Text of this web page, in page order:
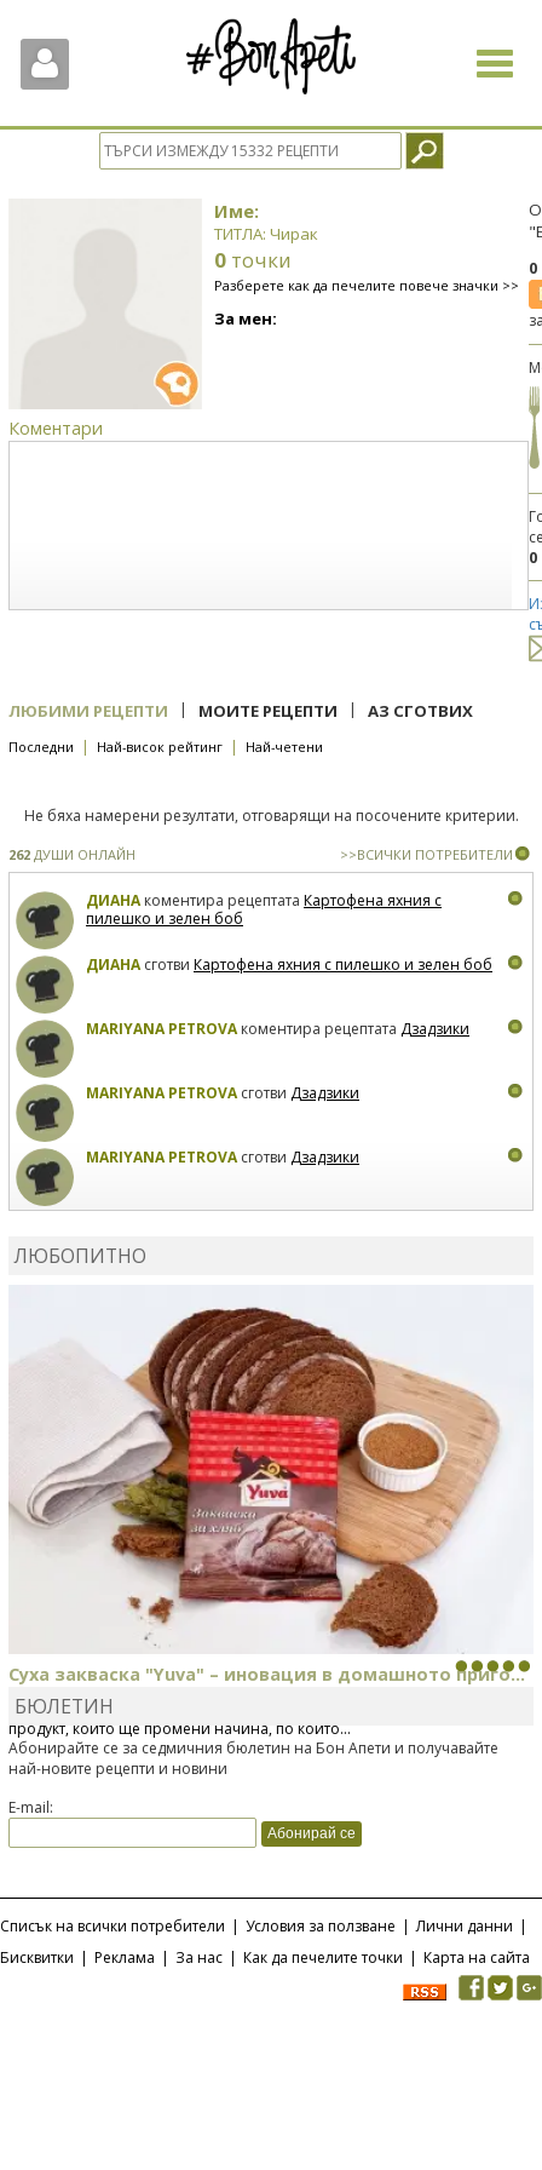
Toggle
Име:
ТИТЛА: Чирак
0 точки
Разберете как да печелите повече значки >>
За мен:
Коментари
0
ЛЮБИМИ РЕЦЕПТИ | МОИТЕ РЕЦЕПТИ | АЗ СГОТВИХ
Последни | Най-висок рейтинг | Най-четени
Не бяха намерени резултати, отговарящи на посочените критерии.
262 ДУШИ ОНЛАЙН >>ВСИЧКИ ПОТРЕБИТЕЛИ
ДИАНАкоментира рецептата Картофена яхния с
пилешко и зелен боб
ДИАНАсготви Картофена яхния с пилешко и зелен боб
MARIYANA PETROVAкоментира рецептата Дзадзики
MARIYANA PETROVAсготви Дзадзики
MARIYANA PETROVAсготви Дзадзики
ЛЮБОПИТНО
Суха закваска "Yuva" – иновация в домашното приго...
Отскоро Лесафр България стартира предлагането на изцяло нов
продукт, който ще промени начина, по който...
БЮЛЕТИН
Абонирайте се за седмичния бюлетин на Бон Апети и получавайте
най-новите рецепти и новини
E-mail:
Списък на всички потребители | Условия за ползване | Лични данни |
Бисквитки | Реклама | За нас | Как да печелите точки | Карта на сайта